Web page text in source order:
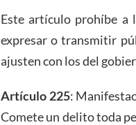
Este artículo prohíbe a
expresar o transmitir
ajusten con los del
Artículo 225:
Comete un delito toda